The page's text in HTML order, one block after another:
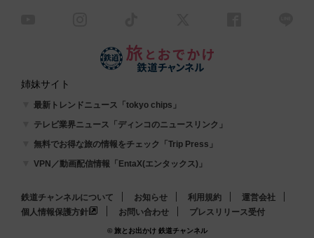
姉妹サイト
最新トレンドニュース「tokyo chips」
テレビ業界ニュース「ディンコのニュースリンク」
無料でお得な旅の情報をチェック「Trip Press」
VPN／動画配信情報「EntaX(エンタックス)」
鉄道チャンネルについて お知らせ 利用規約
運営会社
個人情報保護方針
お問い合わせ プレスリリース受付
© 旅とお出かけ 鉄道チャンネル